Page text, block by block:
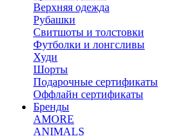
Верхняя одежда
Рубашки
Свитшоты и толстовки
Футболки и лонгсливы
Худи
Шорты
Подарочные сертификаты
Оффлайн сертификаты
Бренды
AMORE
ANIMALS